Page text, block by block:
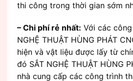
thi công trong thời gian sớm
– Chi phí rẻ nhất: Với các
NGHỆ THUẬT HÙNG PHÁT
hiện và vật liệu được lấy từ
đó SẮT NGHỆ THUẬT HÙNG
nhà cung cấp các công trình